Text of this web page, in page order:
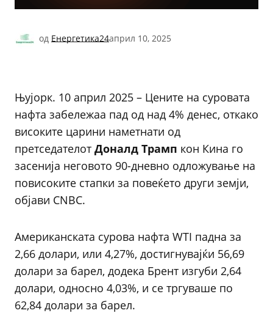
од Енергетика24април 10, 2025
Њујорк. 10 април 2025 – Цените на суровата
нафта забележаа пад од над 4% денес, откако
високите царини наметнати од
претседателот Доналд Трамп кон Кина го
засенија неговото 90-дневно одложување на
повисоките стапки за повеќето други земји,
објави CNBC.
Американската сурова нафта WTI падна за
2,66 долари, или 4,27%, достигнувајќи 56,69
долари за барел, додека Брент изгуби 2,64
долари, односно 4,03%, и се тргуваше по
62,84 долари за барел.